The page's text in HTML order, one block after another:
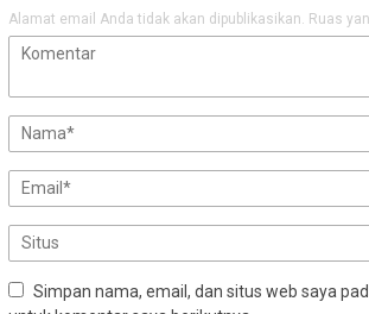
Alamat email Anda tidak akan dipublikasikan. Ruas
Simpan nama, email, dan situs web saya